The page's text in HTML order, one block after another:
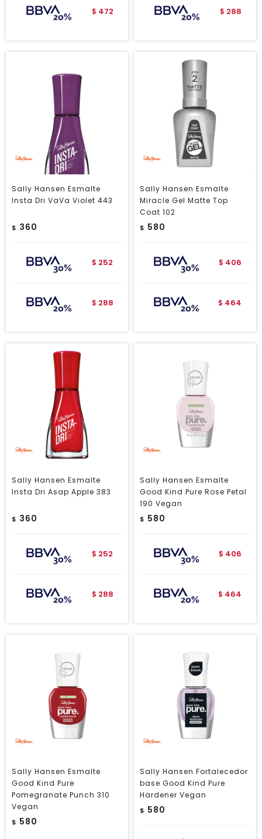
$ 472 $ 288
Sally Hansen Esmalte
Insta Dri VaVa Violet 443
$ 360
$ 252
$ 288
Sally Hansen Esmalte
Miracle Gel Matte Top
Coat 102
$ 580
$ 406
$ 464
Sally Hansen Esmalte
Insta Dri Asap Apple 383
$ 360
$ 252
$ 288
Sally Hansen Esmalte
Good Kind Pure Rose Petal
190 Vegan
$ 580
$ 406
$ 464
Sally Hansen Esmalte
Good Kind Pure
Pomegranate Punch 310
Vegan
$ 580
Sally Hansen Fortalecedor
base Good Kind Pure
Hardener Vegan
$ 580